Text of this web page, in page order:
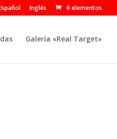
Inglés 0 elementos
Galería «Real Target»